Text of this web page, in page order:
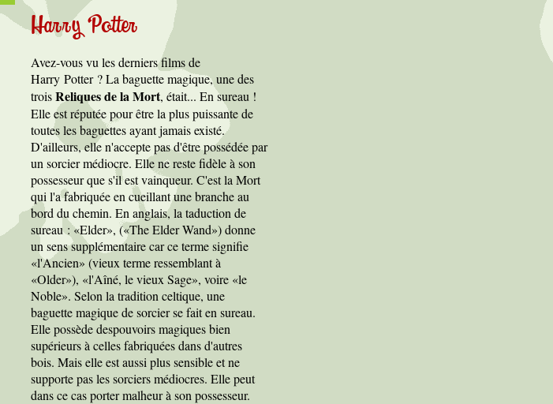
Harry Potter
Avez-vous vu les derniers films de
Harry Potter ? La baguette magique, une des
troisReliques de la Mort, était... En sureau !
Elle est réputée pour être la plus puissante de
toutes les baguettes ayant jamais existé.
D'ailleurs, elle n'accepte pas d'être possédée par
un sorcier médiocre. Elle ne reste fidèle à son
possesseur que s'il est vainqueur. C'est la Mort
qui l'a fabriquée en cueillant une branche au
bord du chemin. En anglais, la taduction de
sureau : «Elder», («The Elder Wand») donne
un sens supplémentaire car ce terme signifie
«l'Ancien» (vieux terme ressemblant à
«Older»), «l'Aîné, le vieux Sage», voire «le
Noble». Selon la tradition celtique, une
baguette magique de sorcier se fait en sureau.
Elle possède despouvoirs magiques bien
supérieurs à celles fabriquées dans d'autres
bois. Mais elle est aussi plus sensible et ne
supporte pas les sorciers médiocres. Elle peut
dans ce cas porter malheur à son possesseur.